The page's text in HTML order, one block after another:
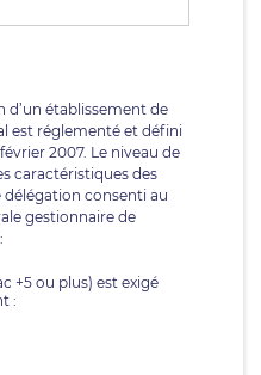
d’un établissement de
est réglementé et défini
2007. Le niveau de
caractéristiques des
délégation consenti au
gestionnaire de
+5 ou plus) est exigé
: